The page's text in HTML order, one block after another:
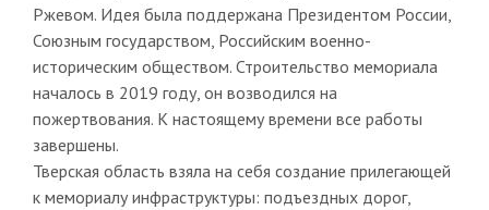
Ржевом. Идея была поддержана Президентом России,
Союзным государством, Российским военно-
историческим обществом. Строительство мемориала
началось в 2019 году, он возводился на
пожертвования. К настоящему времени все работы
завершены.
Тверская область взяла на себя создание прилегающей
к мемориалу инфраструктуры: подъездных дорог,